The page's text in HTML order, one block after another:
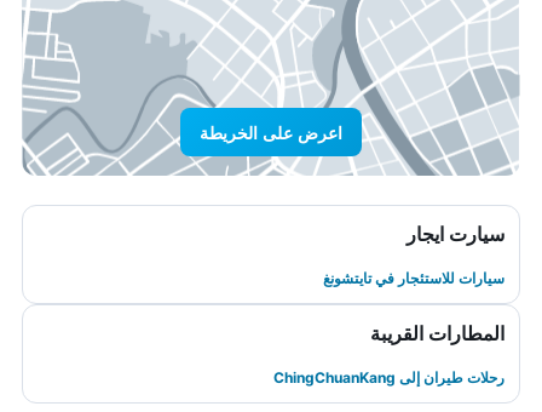
اعرض على الخريطة
سيارت ايجار
سيارات للاستئجار في تايتشونغ
المطارات القريبة
رحلات طيران إلى ChingChuanKang